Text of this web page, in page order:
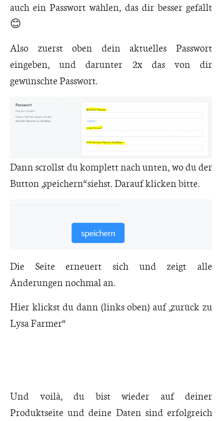
auch ein Passwort wählen, das dir besser gefällt
😊
Also zuerst oben dein aktuelles Passwort
eingeben, und darunter 2x das von dir
gewünschte Passwort.
Dann scrollst du komplett nach unten, wo du der
Button „speichern“ siehst. Darauf klicken bitte.
Die Seite erneuert sich und zeigt alle
Änderungen nochmal an.
Hier klickst du dann (links oben) auf „zurück zu
Lysa Farmer“
Und voilà, du bist wieder auf deiner
Produktseite und deine Daten sind erfolgreich